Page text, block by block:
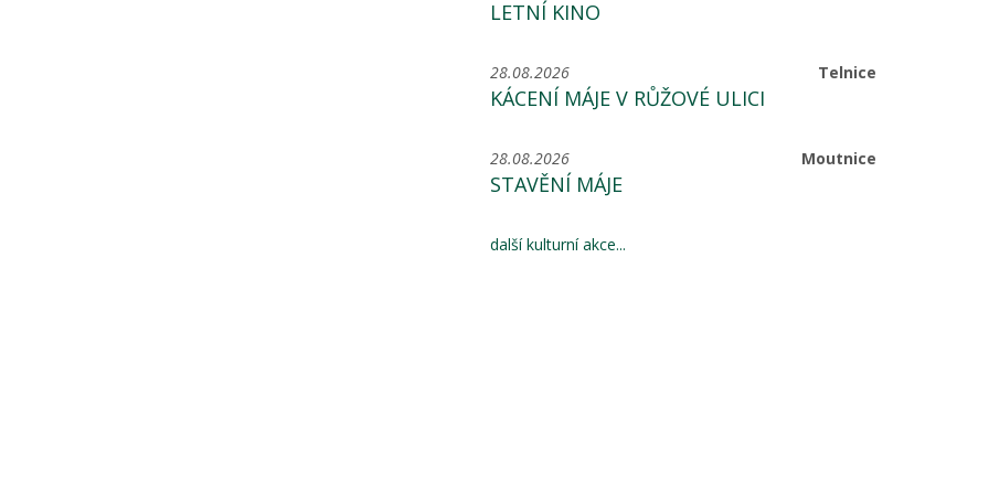
LETNÍ KINO
Telnice
28.08.2026
KÁCENÍ MÁJE V RŮŽOVÉ ULICI
Moutnice
28.08.2026
STAVĚNÍ MÁJE
další kulturní akce...